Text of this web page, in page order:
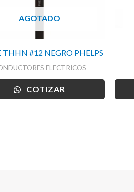
AGOTADO
THHN #12 NEGRO PHELPS
ELECTRICOS
COTIZAR